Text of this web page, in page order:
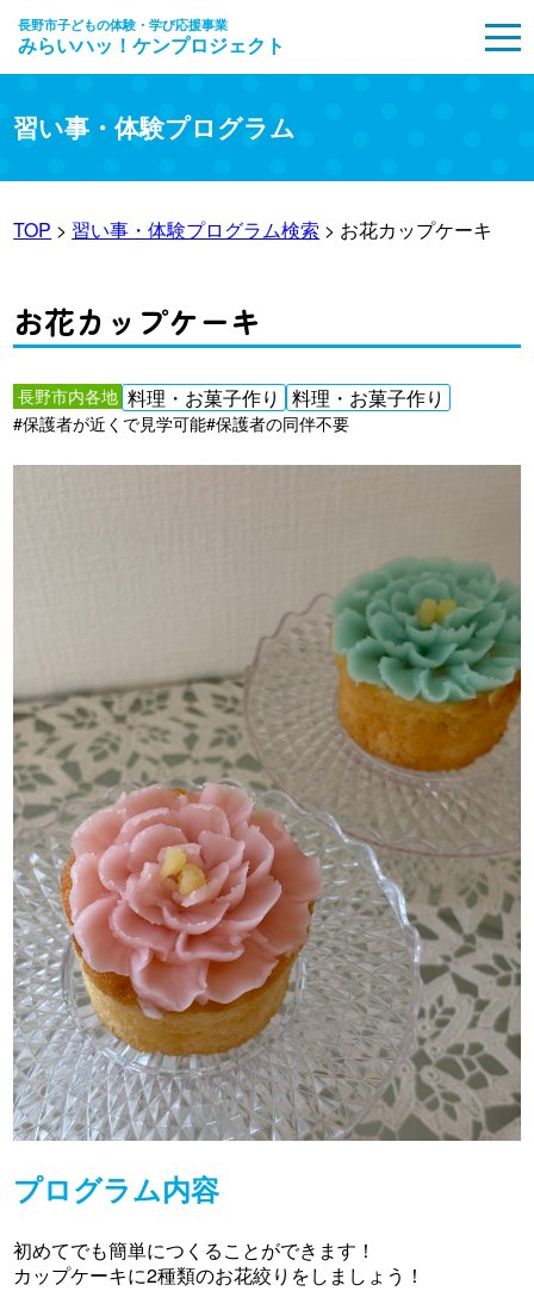
長野市子どもの体験・学び応援事業
みらいハッ！ケンプロジェクト
習い事・体験プログラム
TOP > 習い事・体験プログラム検索 > お花カップケーキ
お花カップケーキ
長野市内各地 料理・お菓子作り 料理・お菓子作り
#保護者が近くで見学可能#保護者の同伴不要
プログラム内容
初めてでも簡単につくることができます！
カップケーキに2種類のお花絞りをしましょう！